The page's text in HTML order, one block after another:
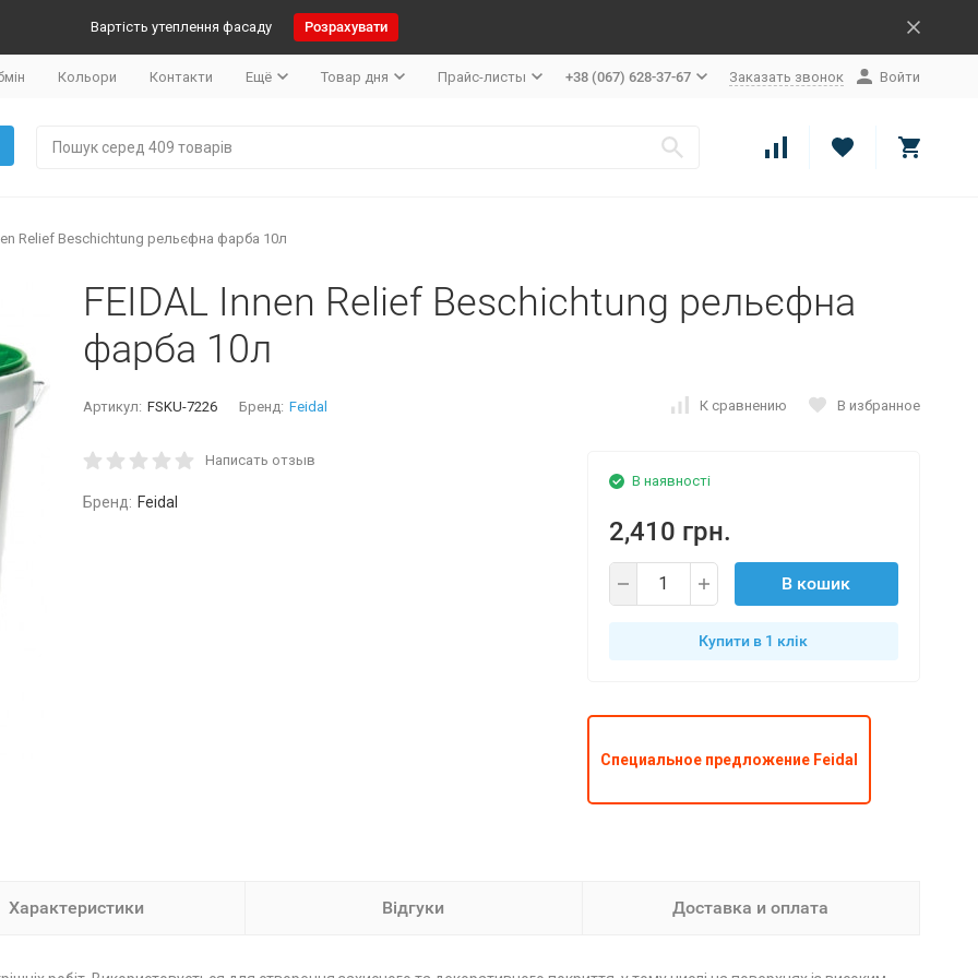
Вартість утеплення фасаду Розрахувати
Кольори Контакти Ещё Товар дня Прайс-листы +38 (067) 628-37-67 Заказать звонок Войти
Relief Beschichtung рельєфна фарба 10л
FEIDAL Innen Relief Beschichtung рельєфна
фарба 10л
Артикул: FSKU-7226 Бренд: Feidal К сравнению В избранное
Написать отзыв
Бренд: Feidal
В наявності
2,410 грн.
В кошик
Купити в 1 клiк
Специальное предложение Feidal
Характеристики Відгуки Доставка и оплата